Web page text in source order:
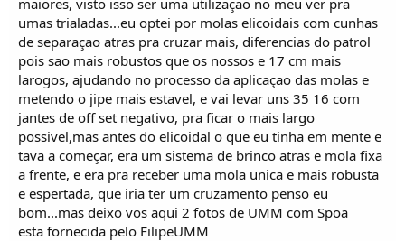
umas trialadas...eu optei por molas elicoidais com cunhas
de separaçao atras pra cruzar mais, diferencias do patrol
pois sao mais robustos que os nossos e 17 cm mais
larogos, ajudando no processo da aplicaçao das molas e
metendo o jipe mais estavel, e vai levar uns 35 16 com
jantes de off set negativo, pra ficar o mais largo
possivel,mas antes do elicoidal o que eu tinha em mente e
tava a começar, era um sistema de brinco atras e mola fixa
a frente, e era pra receber uma mola unica e mais robusta
e espertada, que iria ter um cruzamento penso eu
bom...mas deixo vos aqui 2 fotos de UMM com Spoa
esta fornecida pelo FilipeUMM